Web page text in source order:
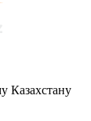
Казахстану